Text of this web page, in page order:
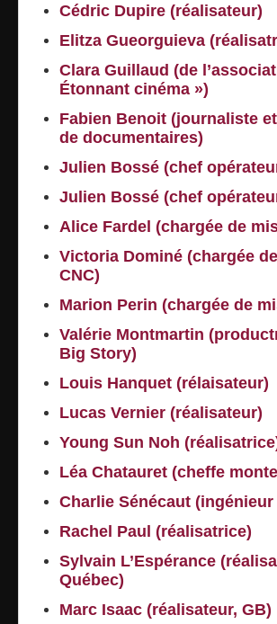
Cédric Dupire (réalisateur)
Elitza Gueorguieva
Clara Guillaud (de
Étonnant cinéma »)
Fabien Benoit (journaliste
de documentaires)
Julien Bossé (chef
Julien Bossé (chef
Alice Fardel (chargée de
Victoria Dominé (chargée
CNC)
Marion Perin (chargée de
Valérie Montmartin
Big Story)
Louis Hanquet (rélaisateur)
Lucas Vernier (réalisateur)
Young Sun Noh
Léa Chatauret (cheffe
Charlie Sénécaut
Rachel Paul (réalisatrice)
Sylvain L’Espérance
Québec)
Marc Isaac (réalisateur, GB)